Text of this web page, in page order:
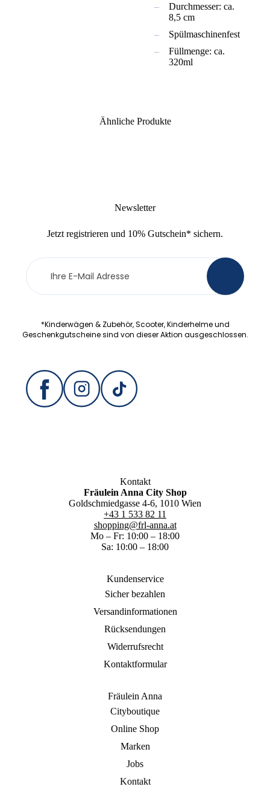
Durchmesser: ca.
8,5 cm
Spülmaschinenfest
Füllmenge: ca.
320ml
Ähnliche Produkte
Newsletter
Jetzt registrieren und 10% Gutschein* sichern.
Newsletter
Anmeldung
*Kinderwägen & Zubehör, Scooter, Kinderhelme und
Geschenkgutscheine sind von dieser Aktion ausgeschlossen.
Kontakt
Fräulein Anna City Shop
Goldschmiedgasse 4-6, 1010 Wien
+43 1 533 82 11
shopping@frl-anna.at
Mo – Fr: 10:00 – 18:00
Sa: 10:00 – 18:00
Kundenservice
Sicher bezahlen
Versandinformationen
Rücksendungen
Widerrufsrecht
Kontaktformular
Fräulein Anna
Cityboutique
Online Shop
Marken
Jobs
Kontakt